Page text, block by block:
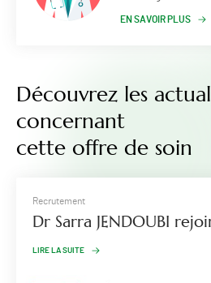
EN SAVOIR PLUS
Découvrez les
concernant
cette offre de soin
Recrutement
Dr Sarra JENDOUBI
LIRE LA SUITE